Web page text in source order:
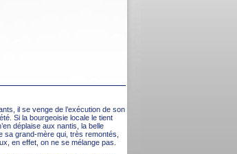
il se venge de l’exécution de son
Si la bourgeoisie locale le tient
déplaise aux nantis, la belle
sa grand-mère qui, très remontés,
en effet, on ne se mélange pas.